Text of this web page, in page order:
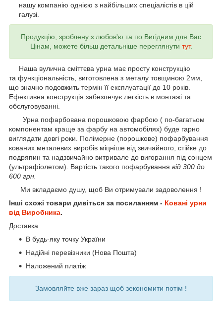
нашу компанію однією з найбільших спеціалістів в цій
галузі.
Продукцію, зроблену з любов'ю та по Вигідним для Вас
Цінам, можете більш детальніше переглянути тут.
Наша вулична сміттєва урна має просту конструкцію
та функціональність, виготовлена з металу товщиною 2мм,
що значно подовжить термін її експлуатації до 10 років.
Ефективна конструкція забезпечує легкість в монтажі та
обслуговуванні.
Урна пофарбована порошковою фарбою ( по-багатьом
компонентам краще за фарбу на автомобілях) буде гарно
виглядати довгі роки. Полімерне (порошкове) пофарбування
кованих металевих виробів міцніше від звичайного, стійке до
подряпин та надзвичайно витривале до вигорання під сонцем
(ультрафіолетом). Вартість такого пофарбування від 300 до
600 грн.
Ми вкладаємо душу, щоб Ви отримували задоволення !
Інші схожі товари дивіться за посиланням - Ковані урни
від Виробника.
Доставка
В будь-яку точку України
Надійні перевізники (Нова Пошта)
Наложений платіж
Замовляйте вже зараз щоб зекономити потім !